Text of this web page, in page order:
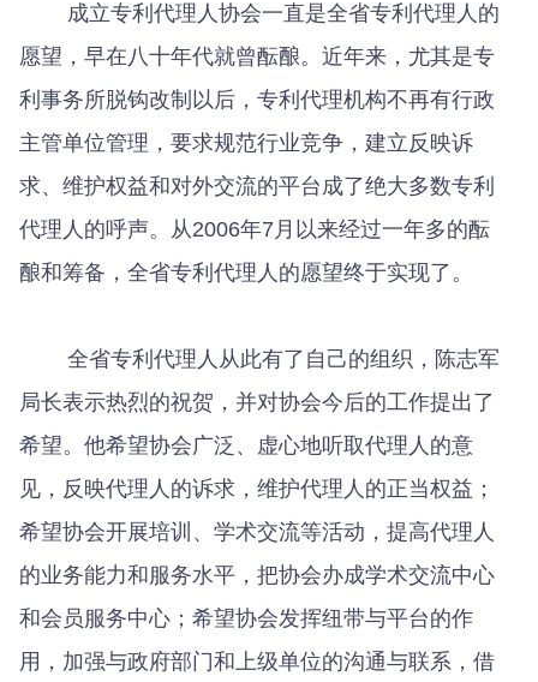
成立专利代理人协会一直是全省专利代理人的
愿望，早在八十年代就曾酝酿。近年来，尤其是专
利事务所脱钩改制以后，专利代理机构不再有行政
主管单位管理，要求规范行业竞争，建立反映诉
求、维护权益和对外交流的平台成了绝大多数专利
代理人的呼声。从2006年7月以来经过一年多的酝
酿和筹备，全省专利代理人的愿望终于实现了。
全省专利代理人从此有了自己的组织，陈志军
局长表示热烈的祝贺，并对协会今后的工作提出了
希望。他希望协会广泛、虚心地听取代理人的意
见，反映代理人的诉求，维护代理人的正当权益；
希望协会开展培训、学术交流等活动，提高代理人
的业务能力和服务水平，把协会办成学术交流中心
和会员服务中心；希望协会发挥纽带与平台的作
用，加强与政府部门和上级单位的沟通与联系，借